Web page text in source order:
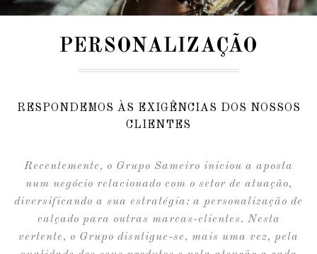
PERSONALIZAÇÃO
RESPONDEMOS ÀS EXIGÊNCIAS DOS NOSSOS
CLIENTES
Recentemente, o Grupo Sameiro iniciou a aposta
num negócio relacionado com o setor de atuação,
diversificando a sua estratégia: a personalização de
calçado para outras marcas-clientes. Nesta
vertente, o Grupo disntigue-se, mais uma vez, pela